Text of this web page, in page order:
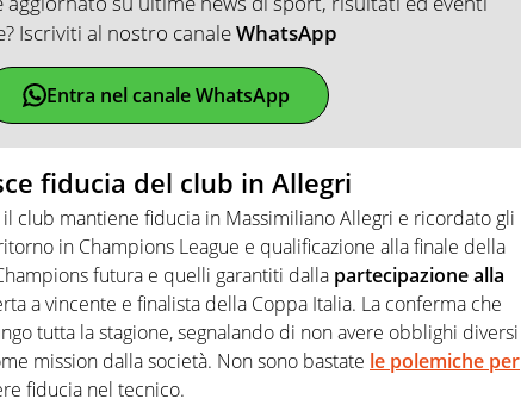
Iscriviti al nostro canaleWhatsApp
Entra nel canale WhatsApp
fiducia del club in Allegri
club mantiene fiducia in Massimiliano Allegri e ricordato gli
in Champions League e qualificazione alla finale della
futura e quelli garantiti dalla partecipazione alla
a vincente e finalista della Coppa Italia. La conferma che
tutta la stagione, segnalando di non avere obblighi diversi
mission dalla società. Non sono bastate le polemiche per
fiducia nel tecnico.